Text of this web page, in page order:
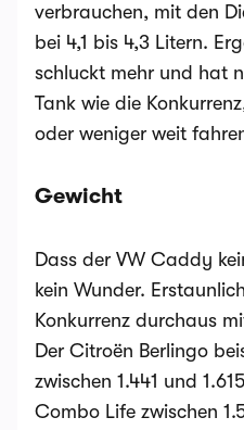
verbrauchen, mit den
bei 4,1 bis 4,3 Litern.
schluckt mehr und hat
Tank wie die
oder weniger weit
Gewicht
Dass der VW Caddy
kein Wunder.
Konkurrenz durchaus
Der Citroën Berlingo
zwischen 1.441 und
Combo Life zwischen